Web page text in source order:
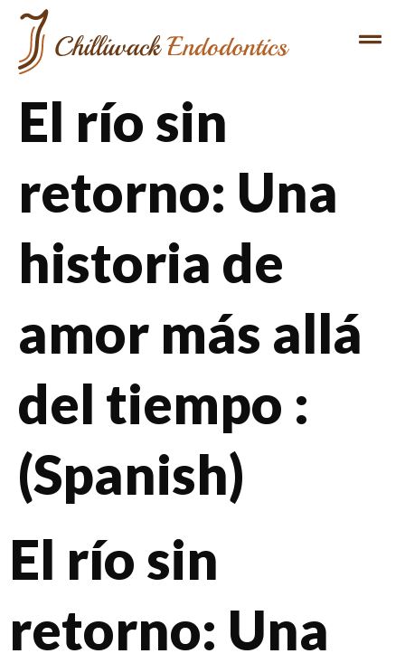
El río sin
retorno: Una
historia de
amor más allá
del tiempo :
(Spanish)
El río sin
retorno: Una